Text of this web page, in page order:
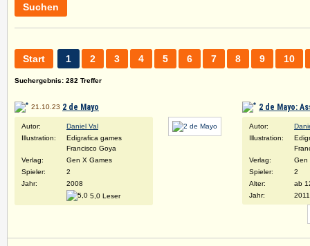
Suchen
Start 1 2 3 4 5 6 7 8 9 10
Suchergebnis: 282 Treffer
21.10.23 2 de Mayo
Autor:
Daniel Val
Illustration:
Edigrafica games
Francisco Goya
Verlag:
Gen X Games
Spieler:
2
Jahr:
2008
5,0 Leser
2 de Mayo:
Autor:
Illustration:
Verlag:
Gen
Spieler:
2
Alter:
ab
Jahr:
2011